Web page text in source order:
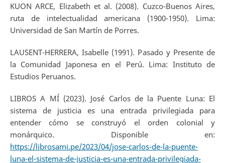
KUON ARCE, Elizabeth et al. (2008). Cuzco-Buenos Aires,
ruta de intelectualidad americana (1900-1950). Lima:
Universidad de San Martín de Porres.
LAUSENT-HERRERA, Isabelle (1991). Pasado y Presente de
la Comunidad Japonesa en el Perú. Lima: Instituto de
Estudios Peruanos.
LIBROS A MÍ (2023). José Carlos de la Puente Luna: El
sistema de justicia es una entrada privilegiada para
entender cómo se construyó el orden colonial y
monárquico. Disponible en:
https://librosami.pe/2023/04/jose-carlos-de-la-puente-
luna-el-sistema-de-justicia-es-una-entrada-privilegiada-